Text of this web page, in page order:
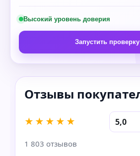
Высокий уровень доверия
Запустить проверку
★★★★★ 5,0
1 803 отзывов